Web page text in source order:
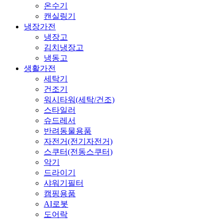
온수기
캔실링기
냉장가전
냉장고
김치냉장고
냉동고
생활가전
세탁기
건조기
워시타워(세탁/건조)
스타일러
슈드레서
반려동물용품
자전거(전기자전거)
스쿠터(전동스쿠터)
악기
드라이기
샤워기필터
캠핑용품
AI로봇
도어락